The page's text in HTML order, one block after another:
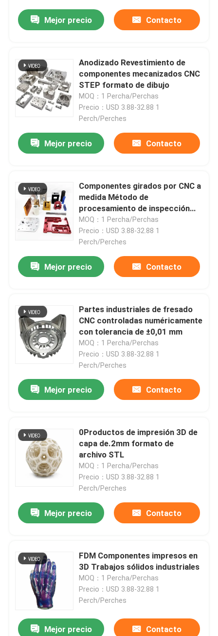
En casa
Mejor precio Contacto
Anodizado Revestimiento de
componentes mecanizados CNC
STEP formato de dibujo
MOQ：1 Percha/Perchas
Precio：USD 3.88-32.88 1
Perch/Perches
Mejor precio Contacto
Componentes girados por CNC a
medida Método de
procesamiento de inspección
100%
MOQ：1 Percha/Perchas
Precio：USD 3.88-32.88 1
Perch/Perches
Mejor precio Contacto
Partes industriales de fresado
CNC controladas numéricamente
con tolerancia de ±0,01 mm
MOQ：1 Percha/Perchas
Precio：USD 3.88-32.88 1
Perch/Perches
Mejor precio Contacto
0Productos de impresión 3D de
capa de.2mm formato de
archivo STL
MOQ：1 Percha/Perchas
Precio：USD 3.88-32.88 1
Perch/Perches
Mejor precio Contacto
FDM Componentes impresos en
3D Trabajos sólidos industriales
MOQ：1 Percha/Perchas
Precio：USD 3.88-32.88 1
Perch/Perches
Mejor precio Contacto